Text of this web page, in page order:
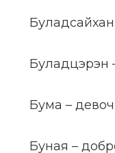
Буладцэрэн
Бума –
Буная –